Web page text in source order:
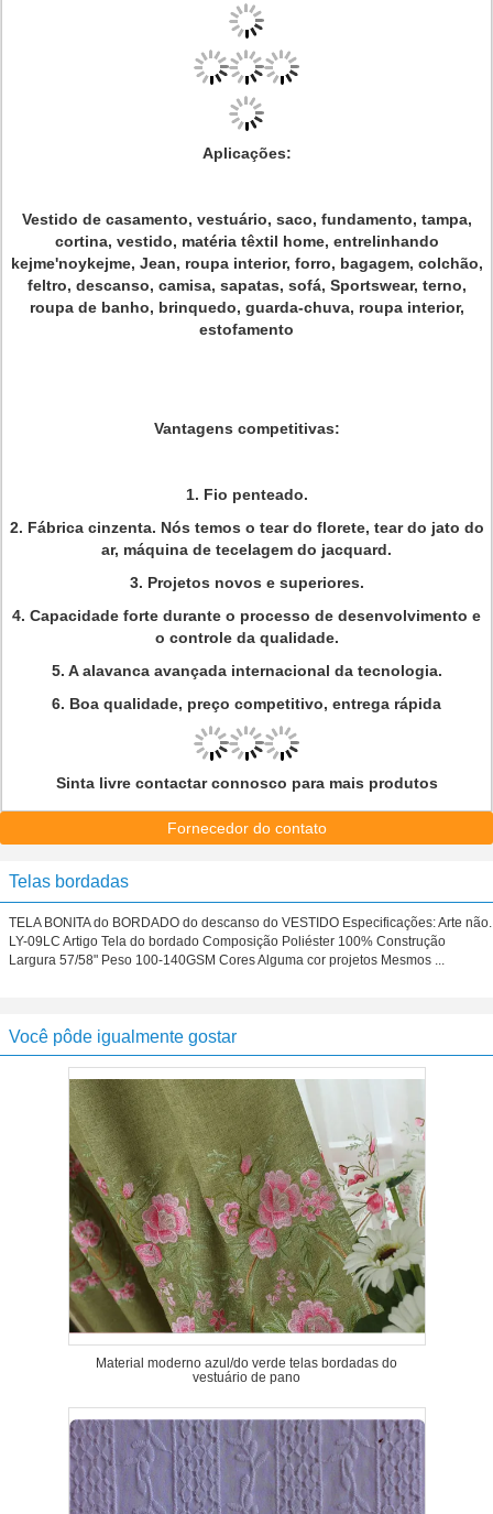
Aplicações:
Vestido de casamento, vestuário, saco, fundamento, tampa,
cortina, vestido, matéria têxtil home, entrelinhando
kejme'noykejme, Jean, roupa interior, forro, bagagem, colchão,
feltro, descanso, camisa, sapatas, sofá, Sportswear, terno,
roupa de banho, brinquedo, guarda-chuva, roupa interior,
estofamento
Vantagens competitivas:
1. Fio penteado.
2. Fábrica cinzenta. Nós temos o tear do florete, tear do jato do
ar, máquina de tecelagem do jacquard.
3. Projetos novos e superiores.
4. Capacidade forte durante o processo de desenvolvimento e
o controle da qualidade.
5. A alavanca avançada internacional da tecnologia.
6. Boa qualidade, preço competitivo, entrega rápida
Sinta livre contactar connosco para mais produtos
Fornecedor do contato
Telas bordadas
TELA BONITA do BORDADO do descanso do VESTIDO Especificações: Arte não.
LY-09LC Artigo Tela do bordado Composição Poliéster 100% Construção
Largura 57/58" Peso 100-140GSM Cores Alguma cor projetos Mesmos ...
Você pôde igualmente gostar
Material moderno azul/do verde telas bordadas do
vestuário de pano